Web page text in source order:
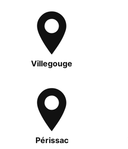
Villegouge
Périssac